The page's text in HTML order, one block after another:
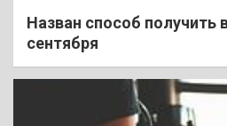
Назван способ получить
сентября